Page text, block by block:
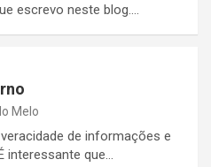
escrevo neste blog.…
Melo
de informações e
interessante que…